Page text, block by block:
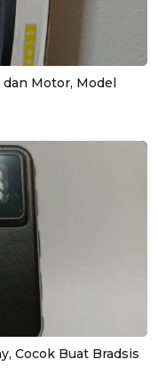
Motor, Model
Cocok Buat Bradsis